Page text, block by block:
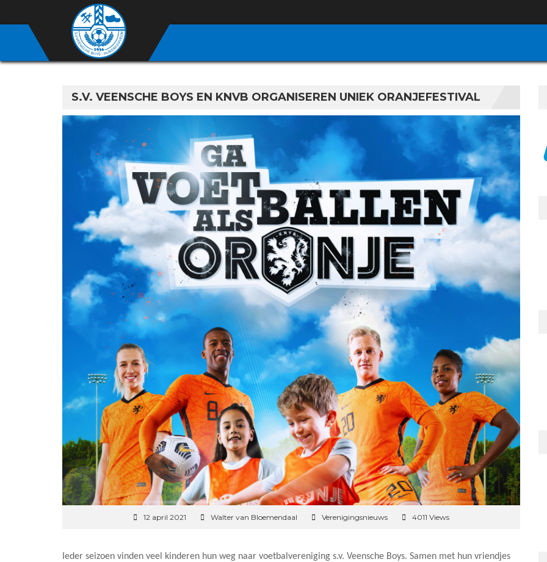
S.V. VEENSCHE BOYS EN KNVB ORGANISEREN UNIEK ORANJEFESTIVAL
12 april 2021 Walter van Bloemendaal Verenigingsnieuws 4011 Views
Ieder seizoen vinden veel kinderen hun weg naar voetbalvereniging s.v. Veensche Boys. Samen met hun vriendjes